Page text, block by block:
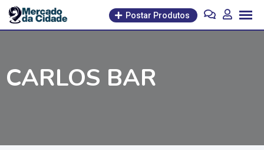
Pular
para
Postar Produtos
CARLOS BAR